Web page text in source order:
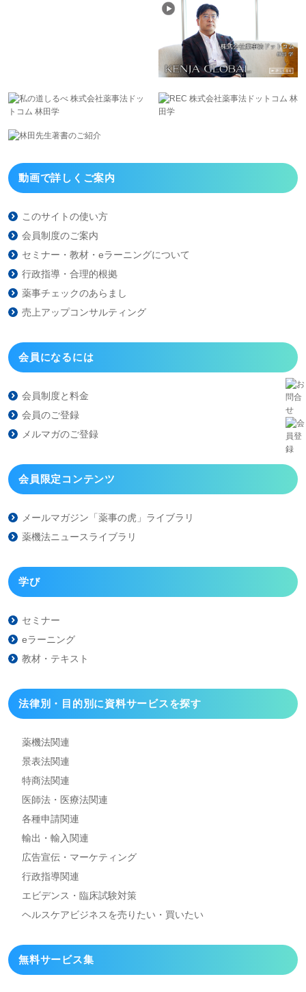
動画で詳しくご案内
このサイトの使い方
会員制度のご案内
セミナー・教材・eラーニングについて
行政指導・合理的根拠
薬事チェックのあらまし
売上アップコンサルティング
会員になるには
会員制度と料金
会員のご登録
メルマガのご登録
会員限定コンテンツ
メールマガジン「薬事の虎」 ライブラリ
薬機法ニュースライブラリ
学び
セミナー
eラーニング
教材・テキスト
法律別・目的別に資料サービスを探す
薬機法関連
景表法関連
特商法関連
医師法・医療法関連
各種申請関連
輸出・輸入関連
広告宣伝・マーケティング
行政指導関連
エビデンス・臨床試験対策
ヘルスケアビジネスを売りたい・買いたい
無料サービス集